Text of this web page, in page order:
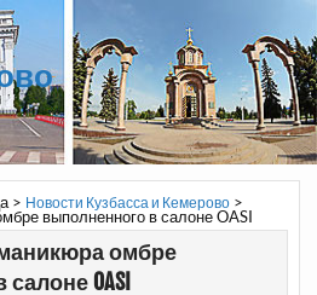
> Новости Кузбасса и Кемерово>
выполненного в салоне OASI
омбре
OASI